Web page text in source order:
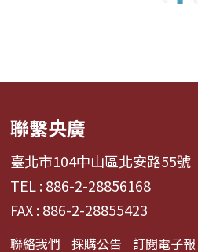
聯繫央廣
臺北市104中山區北安路55號
TEL : 886-2-28856168
FAX : 886-2-28855423
聯絡我們 採購公告 訂閱電子報